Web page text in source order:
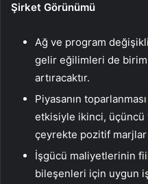
Şirket Görünümü
Ağ ve program
gelir eğilimleri de birim
artıracaktır.
Piyasanın
etkisiyle ikinci,
çeyrekte pozitif
İşgücü maliyetlerinin
bileşenleri için uygun